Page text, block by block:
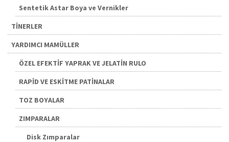
Sentetik Astar Boya ve Vernikler
TİNERLER
YARDIMCI MAMÜLLER
ÖZEL EFEKTİF YAPRAK VE JELATİN RULO
RAPİD VE ESKİTME PATİNALAR
TOZ BOYALAR
ZIMPARALAR
Disk Zımparalar